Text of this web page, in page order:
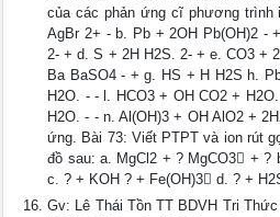
của các phản ứng cĩ phương trình
AgBr 2+ - b. Pb + 2OH Pb(OH)2 -
2- + d. S + 2H H2S. 2- + e. CO3 +
Ba BaSO4 - + g. HS + H H2S h.
H2O. - - l. HCO3 + OH CO2 +
H2O. - - n. Al(OH)3 + OH AlO2 +
ứng. Bài 73: Viết PTPT và ion rút
đồ sau: a. MgCl2 + ? MgCO3 + ?
c. ? + KOH ? + Fe(OH)3 d. ? +
Gv: Lê Thái Tồn TT BDVH Tri